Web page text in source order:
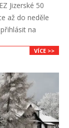
Jizerské 50
až do neděle
na
VÍCE >>